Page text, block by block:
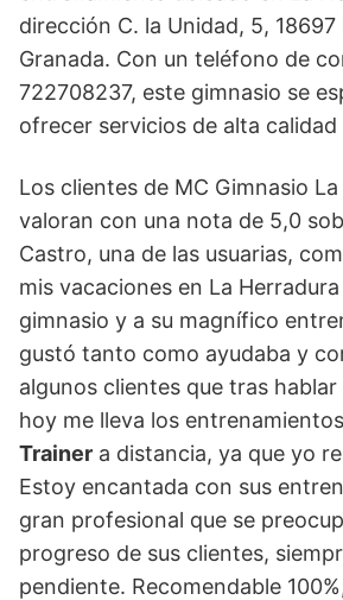
dirección C. la Unidad, 5, 18697
Granada. Con un teléfono de
722708237, este gimnasio se
ofrecer servicios de alta calidad
Los clientes de MC Gimnasio
valoran con una nota de 5,0
Castro, una de las usuarias,
mis vacaciones en La
gimnasio y a su magnífico
gustó tanto como ayudaba y
algunos clientes que tras
hoy me lleva los
Trainer a distancia, ya que yo
Estoy encantada con sus
gran profesional que se
progreso de sus clientes,
pendiente. Recomendable